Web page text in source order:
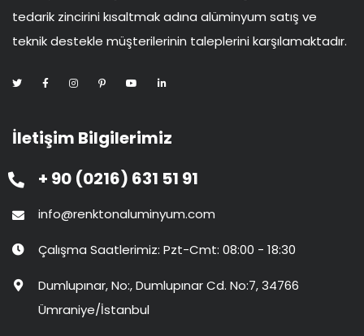
tedarik zincirini kısaltmak adına alüminyum satış ve
teknik destekle müşterilerinin taleplerini karşılamaktadır.
İletişim Bilgilerimiz
+ 90 (0216) 631 51 91
info@renktonaluminyum.com
Çalışma Saatlerimiz: Pzt-Cmt: 08:00 - 18:30
Dumlupınar, No:, Dumlupınar Cd. No:7, 34766
Ümraniye/İstanbul